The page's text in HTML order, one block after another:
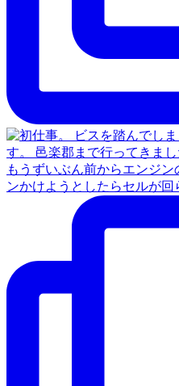
もうずいぶん前からエンジ
ンかけようとしたらセルが